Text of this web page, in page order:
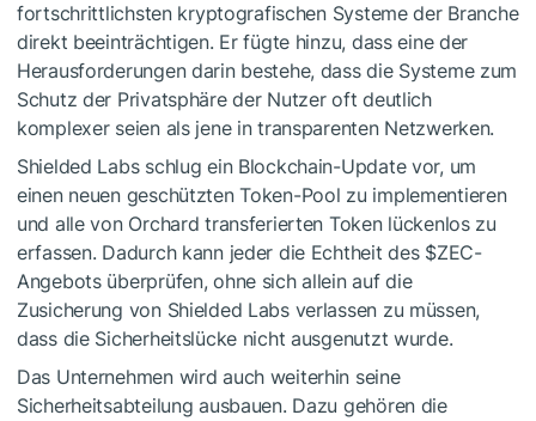
fortschrittlichsten kryptografischen Systeme der Branche
direkt beeinträchtigen. Er fügte hinzu, dass eine der
Herausforderungen darin bestehe, dass die Systeme zum
Schutz der Privatsphäre der Nutzer oft deutlich
komplexer seien als jene in transparenten Netzwerken.
Shielded Labs schlug ein Blockchain-Update vor, um
einen neuen geschützten Token-Pool zu implementieren
und alle von Orchard transferierten Token lückenlos zu
erfassen. Dadurch kann jeder die Echtheit des $ZEC-
Angebots überprüfen, ohne sich allein auf die
Zusicherung von Shielded Labs verlassen zu müssen,
dass die Sicherheitslücke nicht ausgenutzt wurde.
Das Unternehmen wird auch weiterhin seine
Sicherheitsabteilung ausbauen. Dazu gehören die